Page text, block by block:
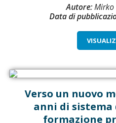
Autore:Mirko
Data di
Verso un nuovo
anni di
formazione